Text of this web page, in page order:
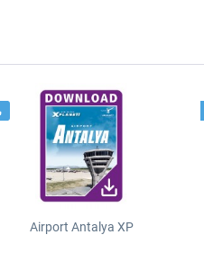
Airport Antalya XP